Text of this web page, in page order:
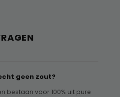
geen zout?
bestaan voor 100% uit pure